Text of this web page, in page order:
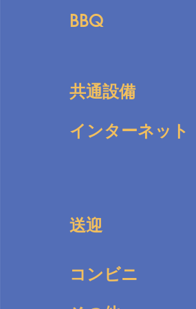
BBQ
共通設備
インターネット
送迎
コンビニ